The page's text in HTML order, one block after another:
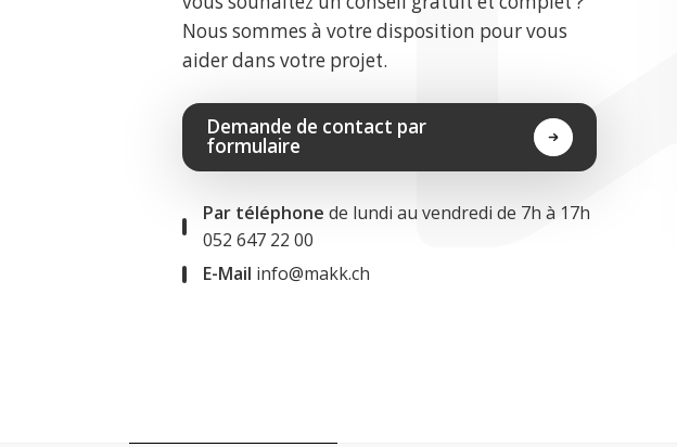
Nous sommes à votre disposition pour vous
aider dans votre projet.
Demande de contact par
formulaire
Par téléphone de lundi au vendredi de 7h à 17h
052 647 22 00
E-Mail info@makk.ch